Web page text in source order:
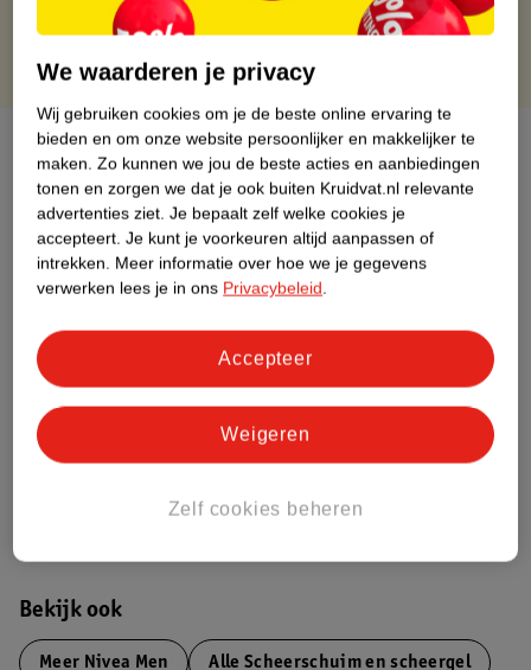
Over dit product
Productinformatie
Etiketinformatie
Nature Impact Score
Meer informatie
Bestel & Bezorginformatie
Bekijk ook
Meer Nivea Men Alle Scheerschuim en scheergel
We waarderen je privacy
Wij gebruiken cookies om je de beste online ervaring te
bieden en om onze website persoonlijker en makkelijker te
maken. Zo kunnen we jou de beste acties en aanbiedingen
tonen en zorgen we dat je ook buiten Kruidvat.nl relevante
advertenties ziet. Je bepaalt zelf welke cookies je
accepteert. Je kunt je voorkeuren altijd aanpassen of
intrekken. Meer informatie over hoe we je gegevens
verwerken lees je in ons Privacybeleid.
Zelf cookies beheren
Weigeren
Accepteer